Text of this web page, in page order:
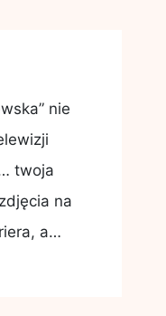
nie
twoja
na
a…